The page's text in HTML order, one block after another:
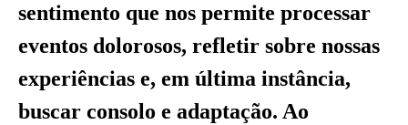
sentimento que nos permite processar
eventos dolorosos, refletir sobre nossas
experiências e, em última instância,
buscar consolo e adaptação. Ao